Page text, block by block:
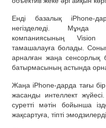
Енді базалық iPhone-дар
негізделеді. Мұнда
компаниясының
тамашалауға болады.
арналған жаңа сенсорлық
батырмасының астында
Жаңа iPhone-дарда тағы
жасанды интеллект
суретті мәтін бойынша
жақсартуға, тіпті